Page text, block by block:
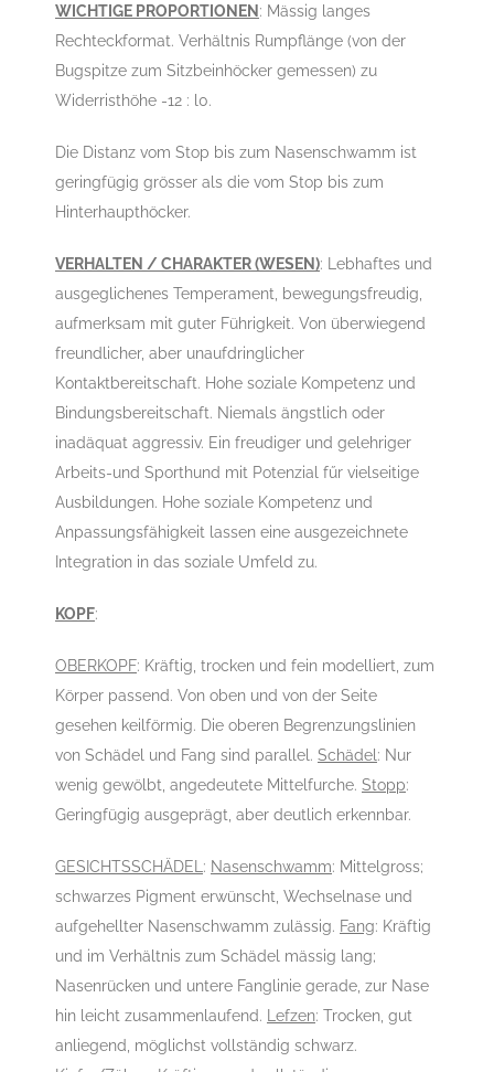
WICHTIGE PROPORTIONEN : Mässig langes
Rechteckformat. Verhältnis Rumpflänge (von der
Bugspitze zum Sitzbeinhöcker gemessen) zu
Widerristhöhe -12 : l0.
Die Distanz vom Stop bis zum Nasenschwamm ist
geringfügig grösser als die vom Stop bis zum
Hinterhaupthöcker.
VERHALTEN / CHARAKTER (WESEN): Lebhaftes und
ausgeglichenes Temperament, bewegungsfreudig,
aufmerksam mit guter Führigkeit. Von überwiegend
freundlicher, aber unaufdringlicher
Kontaktbereitschaft. Hohe soziale Kompetenz und
Bindungsbereitschaft. Niemals ängstlich oder
inadäquat aggressiv. Ein freudiger und gelehriger
Arbeits-und Sporthund mit Potenzial fűr vielseitige
Ausbildungen. Hohe soziale Kompetenz und
Anpassungsfähigkeit lassen eine ausgezeichnete
Integration in das soziale Umfeld zu.
KOPF:
OBERKOPF: Kräftig, trocken und fein modelliert, zum
Körper passend. Von oben und von der Seite
gesehen keilförmig. Die oberen Begrenzungslinien
von Schädel und Fang sind parallel. Schädel : Nur
wenig gewölbt, angedeutete Mittelfurche. Stopp:
Geringfügig ausgeprägt, aber deutlich erkennbar.
GESICHTSSCHÄDEL : Nasenschwamm: Mittelgross;
schwarzes Pigment erwünscht, Wechselnase und
aufgehellter Nasenschwamm zulässig. Fang: Kräftig
und im Verhältnis zum Schädel mässig lang;
Nasenrücken und untere Fanglinie gerade, zur Nase
hin leicht zusammenlaufend.
Lefzen: Trocken, gut
anliegend, möglichst vollständig schwarz.